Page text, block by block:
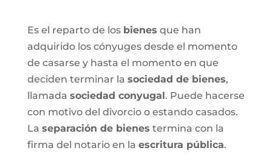
Es el reparto de los bienes que han
adquirido los cónyuges desde el momento
de casarse y hasta el momento en que
deciden terminar la sociedad de bienes,
llamada sociedad conyugal. Puede hacerse
con motivo del divorcio o estando casados.
La separación de bienes termina con la
firma del notario en la escritura pública.